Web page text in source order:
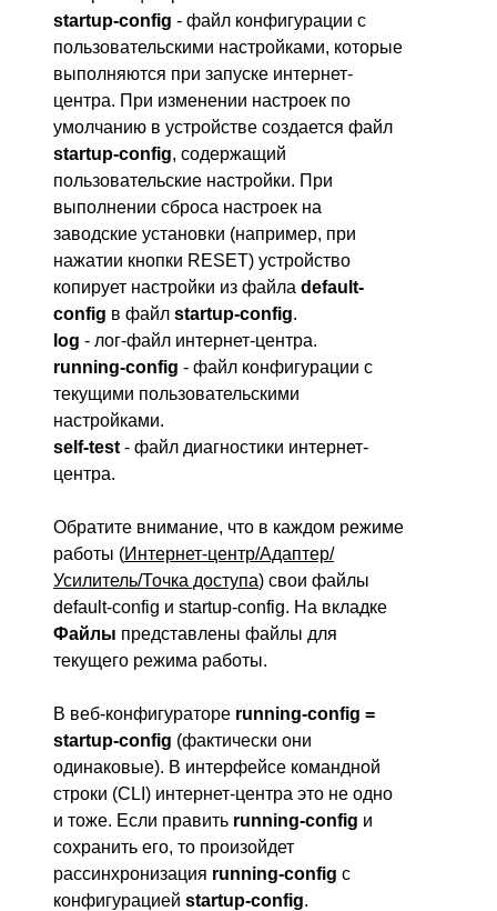
startup-config - файл конфигурации с
пользовательскими настройками, которые
выполняются при запуске интернет-
центра. При изменении настроек по
умолчанию в устройстве создается файл
startup-config, содержащий
пользовательские настройки. При
выполнении сброса настроек на
заводские установки (например, при
нажатии кнопки RESET) устройство
копирует настройки из файла default-
config в файл startup-config.
log - лог-файл интернет-центра.
running-config - файл конфигурации с
текущими пользовательскими
настройками.
self-test - файл диагностики интернет-
центра.
Обратите внимание, что в каждом режиме
работы (Интернет-центр/Адаптер/
Усилитель/Точка доступа) свои файлы
default-config и startup-config. На вкладке
Файлы представлены файлы для
текущего режима работы.
В веб-конфигураторе running-config =
startup-config (фактически они
одинаковые). В интерфейсе командной
строки (CLI) интернет-центра это не одно
и тоже. Если править running-config и
сохранить его, то произойдет
рассинхронизация running-config с
конфигурацией startup-config.